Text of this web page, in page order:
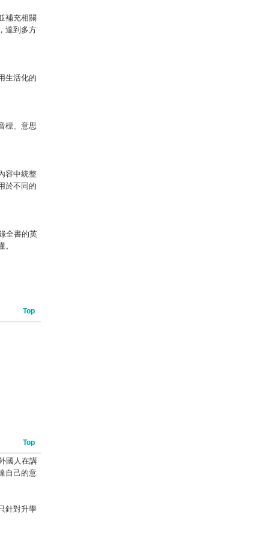
補充相關
達到多方
生活化的
標、意思
容中統整
於不同的
全書的英
Top
Top
國人在講
自己的意
針對升學